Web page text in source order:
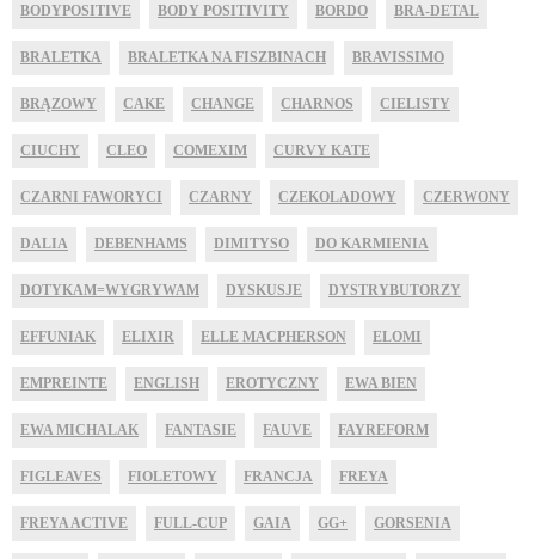
BODYPOSITIVE BODY POSITIVITY BORDO BRA-DETAL
BRALETKA BRALETKA NA FISZBINACH BRAVISSIMO
BRĄZOWY CAKE CHANGE CHARNOS CIELISTY
CIUCHY CLEO COMEXIM CURVY KATE
CZARNI FAWORYCI CZARNY CZEKOLADOWY CZERWONY
DALIA DEBENHAMS DIMITYSO DO KARMIENIA
DOTYKAM=WYGRYWAM DYSKUSJE DYSTRYBUTORZY
EFFUNIAK ELIXIR ELLE MACPHERSON ELOMI
EMPREINTE ENGLISH EROTYCZNY EWA BIEN
EWA MICHALAK FANTASIE FAUVE FAYREFORM
FIGLEAVES FIOLETOWY FRANCJA FREYA
FREYA ACTIVE FULL-CUP GAIA GG+ GORSENIA